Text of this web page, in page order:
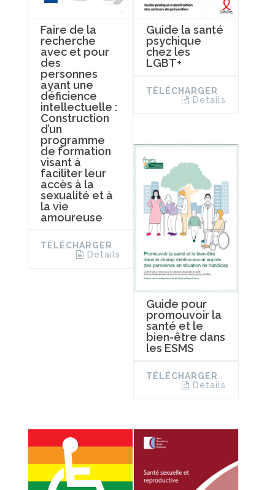
Faire de la
recherche
avec et pour
des
personnes
ayant une
déficience
intellectuelle :
Construction
d’un
programme
de formation
visant à
faciliter leur
accès à la
sexualité et à
la vie
amoureuse
TÉLÉCHARGER
Details
Guide la santé
psychique
chez les
LGBT+
TÉLÉCHARGER
Details
Guide pour
promouvoir la
santé et le
bien-être dans
les ESMS
TÉLÉCHARGER
Details